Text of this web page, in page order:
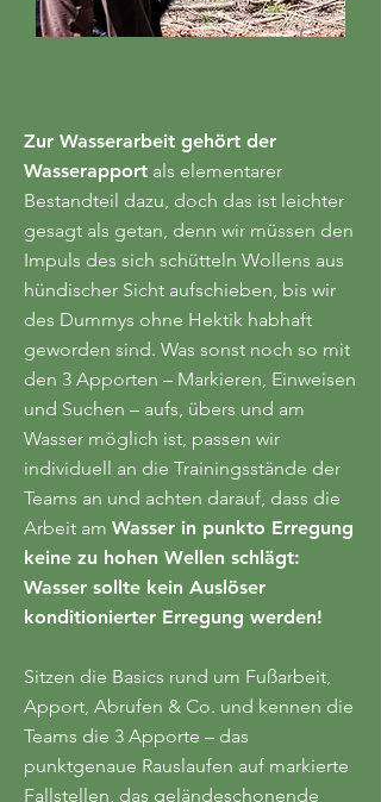
Zur Wasserarbeit gehört der
Wasserapport als elementarer
Bestandteil dazu, doch das ist leichter
gesagt als getan, denn wir müssen den
Impuls des sich schütteln Wollens aus
hündischer Sicht aufschieben, bis wir
des Dummys ohne Hektik habhaft
geworden sind. Was sonst noch so mit
den 3 Apporten – Markieren, Einweisen
und Suchen – aufs, übers und am
Wasser möglich ist, passen wir
individuell an die Trainingsstände der
Teams an und achten darauf, dass die
Arbeit am Wasser in punkto Erregung
keine zu hohen Wellen schlägt:
Wasser sollte kein Auslöser
konditionierter Erregung werden!
Sitzen die Basics rund um Fußarbeit,
Apport, Abrufen & Co. und kennen die
Teams die 3 Apporte – das
punktgenaue Rauslaufen auf markierte
Fallstellen, das geländeschonende